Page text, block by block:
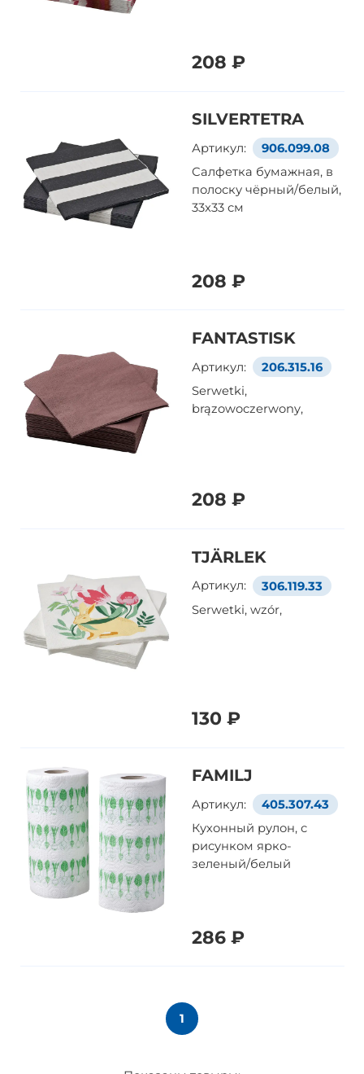
208 ₽
SILVERTETRA
Артикул:
906.099.08
Салфетка бумажная, в
полоску чёрный/белый,
33x33 см
208 ₽
FANTASTISK
Артикул:
206.315.16
Serwetki,
brązowoczerwony,
208 ₽
TJÄRLEK
Артикул:
306.119.33
Serwetki, wzór,
130 ₽
FAMILJ
Артикул:
405.307.43
Кухонный рулон, с
рисунком ярко-
зеленый/белый
286 ₽
1